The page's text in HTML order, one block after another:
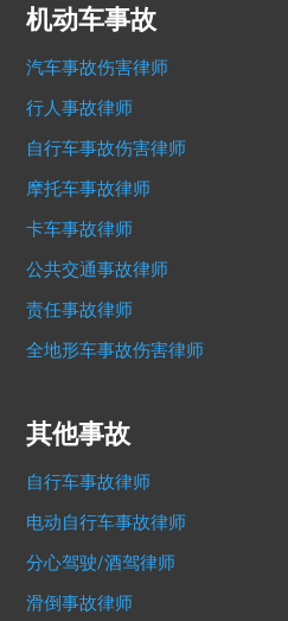
机动车事故
汽车事故伤害律师
行人事故律师
自行车事故伤害律师
摩托车事故律师
卡车事故律师
公共交通事故律师
责任事故律师
全地形车事故伤害律师
其他事故
自行车事故律师
电动自行车事故律师
分心驾驶/酒驾律师
滑倒事故律师